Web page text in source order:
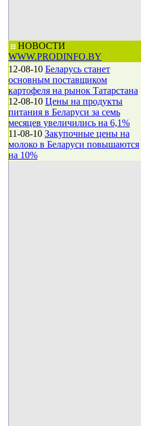
НОВОСТИ
WWW.PRODINFO.BY
12-08-10 Беларусь станет
основным поставщиком
картофеля на рынок Татарстана
12-08-10 Цены на продукты
питания в Беларуси за семь
месяцев увеличились на 6,1%
11-08-10 Закупочные цены на
молоко в Беларуси повышаются
на 10%